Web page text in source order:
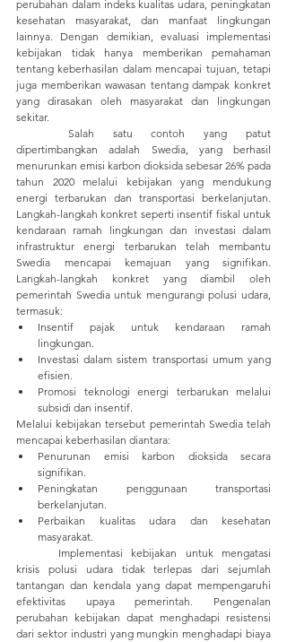
perubahan dalam indeks kualitas udara, peningkatan
kesehatan masyarakat, dan manfaat lingkungan
lainnya. Dengan demikian, evaluasi implementasi
kebijakan tidak hanya memberikan pemahaman
tentang keberhasilan dalam mencapai tujuan, tetapi
juga memberikan wawasan tentang dampak konkret
yang dirasakan oleh masyarakat dan lingkungan
sekitar.
dipertimbangkan adalah Swedia, yang berhasil
menurunkan emisi karbon dioksida sebesar 26% pada
tahun 2020 melalui kebijakan yang mendukung
energi terbarukan dan transportasi berkelanjutan.
Langkah-langkah konkret seperti insentif fiskal untuk
kendaraan ramah lingkungan dan investasi dalam
infrastruktur energi terbarukan telah membantu
Swedia mencapai kemajuan yang signifikan.
Langkah-langkah konkret yang diambil oleh
pemerintah Swedia untuk mengurangi polusi udara,
termasuk:
Insentif pajak untuk kendaraan ramah
lingkungan.
Investasi dalam sistem transportasi umum yang
efisien.
Promosi teknologi energi terbarukan melalui
subsidi dan insentif.
Melalui kebijakan tersebut pemerintah Swedia telah
mencapai keberhasilan diantara:
Penurunan emisi karbon dioksida secara
signifikan.
Peningkatan penggunaan transportasi
berkelanjutan.
Perbaikan kualitas udara dan kesehatan
masyarakat.
krisis polusi udara tidak terlepas dari sejumlah
tantangan dan kendala yang dapat mempengaruhi
efektivitas upaya pemerintah. Pengenalan
perubahan kebijakan dapat menghadapi resistensi
dari sektor industri yang mungkin menghadapi biaya